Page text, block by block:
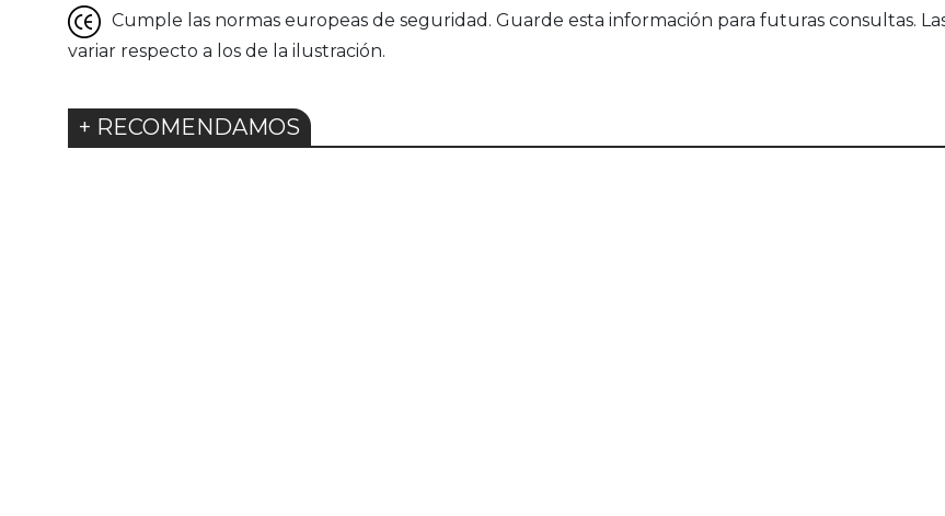
Cumple las normas europeas de seguridad. Guarde esta información para futuras consultas.
variar respecto a los de la ilustración.
+ RECOMENDAMOS